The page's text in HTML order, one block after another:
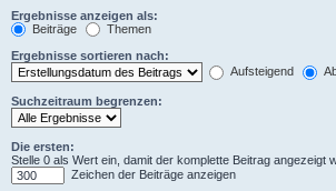
Ergebnisse anzeigen als:
Beiträge
Themen
Ergebnisse sortieren nach:
Aufsteigend
Suchzeitraum begrenzen:
Die ersten:
Stelle 0 als Wert ein, damit der komplette Beitrag angezeigt
Zeichen der Beiträge anzeigen